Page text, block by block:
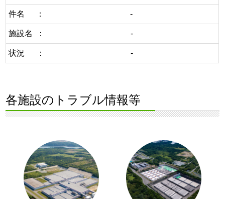
件名 -
施設名 -
状況 -
各施設のトラブル情報等